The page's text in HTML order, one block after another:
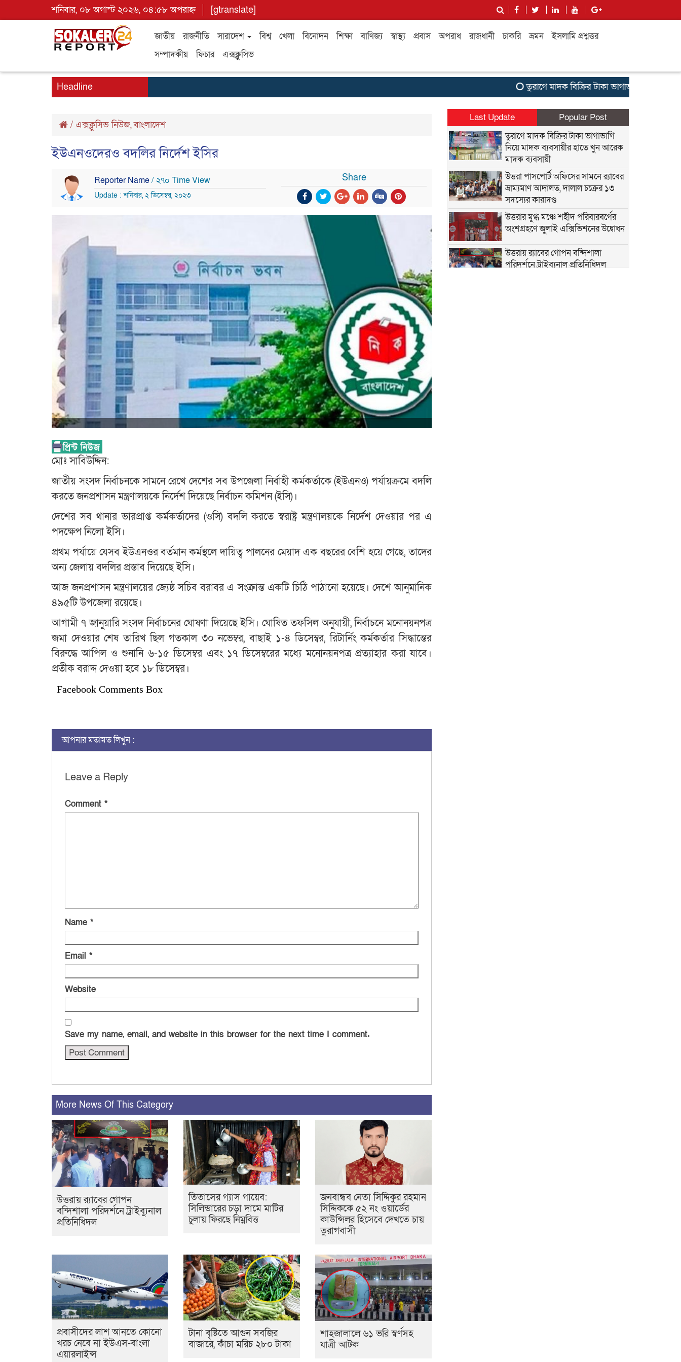
শনিবার, ০৮ অগাস্ট ২০২৬, ০৪:৫৮ অপরাহ্ন [gtranslate]
জাতীয় রাজনীতি সারাদেশ বিশ্ব খেলা বিনোদন শিক্ষা বাণিজ্য স্বাস্থ্য প্রবাস অপরাধ রাজধানী চাকরি ভ্রমন
ইসলামি প্রশ্নত্তর
সম্পাদকীয়
ফিচার এক্সক্লুসিভ
Headline তুরাগে মাদক বিক্রির টাকা ভাগাভাগি নিয়ে মাদক
/ এক্সক্লুসিভ নিউজ,বাংলাদেশ
ইউএনওদেরও বদলির নির্দেশ ইসির
Reporter Name/ ২৭০ Time View
Update : শনিবার, ২ ডিসেম্বর, ২০২৩
Share
মোঃ সাবিউদ্দিন:
জাতীয় সংসদ নির্বাচনকে সামনে রেখে দেশের সব উপজেলা নির্বাহী কর্মকর্তাকে (ইউএনও) পর্যায়ক্রমে বদলি
করতে জনপ্রশাসন মন্ত্রণালয়কে নির্দেশ দিয়েছে নির্বাচন কমিশন (ইসি)।
দেশের সব থানার ভারপ্রাপ্ত কর্মকর্তাদের (ওসি) বদলি করতে স্বরাষ্ট্র মন্ত্রণালয়কে নির্দেশ দেওয়ার পর এ
পদক্ষেপ নিলো ইসি।
প্রথম পর্যায়ে যেসব ইউএনওর বর্তমান কর্মস্থলে দায়িত্ব পালনের মেয়াদ এক বছরের বেশি হয়ে গেছে, তাদের
অন্য জেলায় বদলির প্রস্তাব দিয়েছে ইসি।
আজ জনপ্রশাসন মন্ত্রণালয়ের জ্যেষ্ঠ সচিব বরাবর এ সংক্রান্ত একটি চিঠি পাঠানো হয়েছে। দেশে আনুমানিক
৪৯৫টি উপজেলা রয়েছে।
আগামী ৭ জানুয়ারি সংসদ নির্বাচনের ঘোষণা দিয়েছে ইসি। ঘোষিত তফসিল অনুযায়ী, নির্বাচনে মনোনয়নপত্র
জমা দেওয়ার শেষ তারিখ ছিল গতকাল ৩০ নভেম্বর, বাছাই ১-৪ ডিসেম্বর, রিটার্নিং কর্মকর্তার সিদ্ধান্তের
বিরুদ্ধে আপিল ও শুনানি ৬-১৫ ডিসেম্বর এবং ১৭ ডিসেম্বরের মধ্যে মনোনয়নপত্র প্রত্যাহার করা যাবে।
প্রতীক বরাদ্দ দেওয়া হবে ১৮ ডিসেম্বর।
Facebook Comments Box
আপনার মতামত লিখুন :
Leave a Reply
Comment *
Name *
Email *
Website
Save my name, email, and website in this browser for the next time I comment.
More News Of This Category
উত্তরায় র‍্যাবের গোপন
বন্দিশালা পরিদর্শনে ট্রাইব্যুনাল
প্রতিনিধিদল
তিতাসের গ্যাস গায়েব:
সিলিন্ডারের চড়া দামে মাটির
চুলায় ফিরছে নিম্নবিত্ত
জনবান্ধব নেতা সিদ্দিকুর রহমান
সিদ্দিককে ৫২ নং ওয়ার্ডের
কাউন্সিলর হিসেবে দেখতে চায়
তুরাগবাসী
প্রবাসীদের লাশ আনতে কোনো
খরচ নেবে না ইউএস-বাংলা
এয়ারলাইন্স
টানা বৃষ্টিতে আগুন সবজির
বাজারে, কাঁচা মরিচ ২৮০ টাকা
শাহজালালে ৬১ ভরি স্বর্ণসহ
যাত্রী আটক
Last Update
Popular Post
তুরাগে মাদক বিক্রির টাকা ভাগাভাগি
নিয়ে মাদক ব্যবসায়ীর হাতে খুন আরেক
মাদক ব্যবসায়ী
উত্তরা পাসপোর্ট অফিসের সামনে র‍্যাবের
ভ্রাম্যমাণ আদালত, দালাল চক্রের ১৩
সদস্যের কারাদণ্ড
উত্তরার মুগ্ধ মঞ্চে শহীদ পরিবারবর্গের
অংশগ্রহণে জুলাই এক্সিভিশনের উদ্বোধন
উত্তরায় র‍্যাবের গোপন বন্দিশালা
পরিদর্শনে ট্রাইব্যুনাল প্রতিনিধিদল